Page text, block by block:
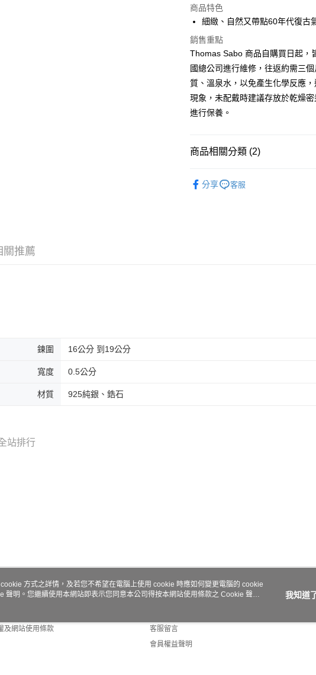
悠遊付
ATM付款
運送方式
黑貓宅急便
每筆NT$100，滿NT$3,000(含以
商品特色
細緻、自然又帶點60年代復古
銷售重點
Thomas Sabo 商品自購買日起，
國總公司進行維修，往返約需三
質、溫泉水，以免產生化學反應
現象，未配戴時建議存放於乾燥
進行保養。
商品相關分類 (2)
分享 客服
關推薦
鍊圍 16公分 到19公分
寬度 0.5公分
材質 925純銀、鋯石
站排行
們
及網站使用條款
客服資訊
客服留言
會員權益聲明
方式之詳情，及若您不希望在電腦上使用 cookie 時應如何變更電腦的 cookie
聲明。您繼續使用本網站即表示您同意本公司得按本網站使用條款之 Cookie 聲明
我知道